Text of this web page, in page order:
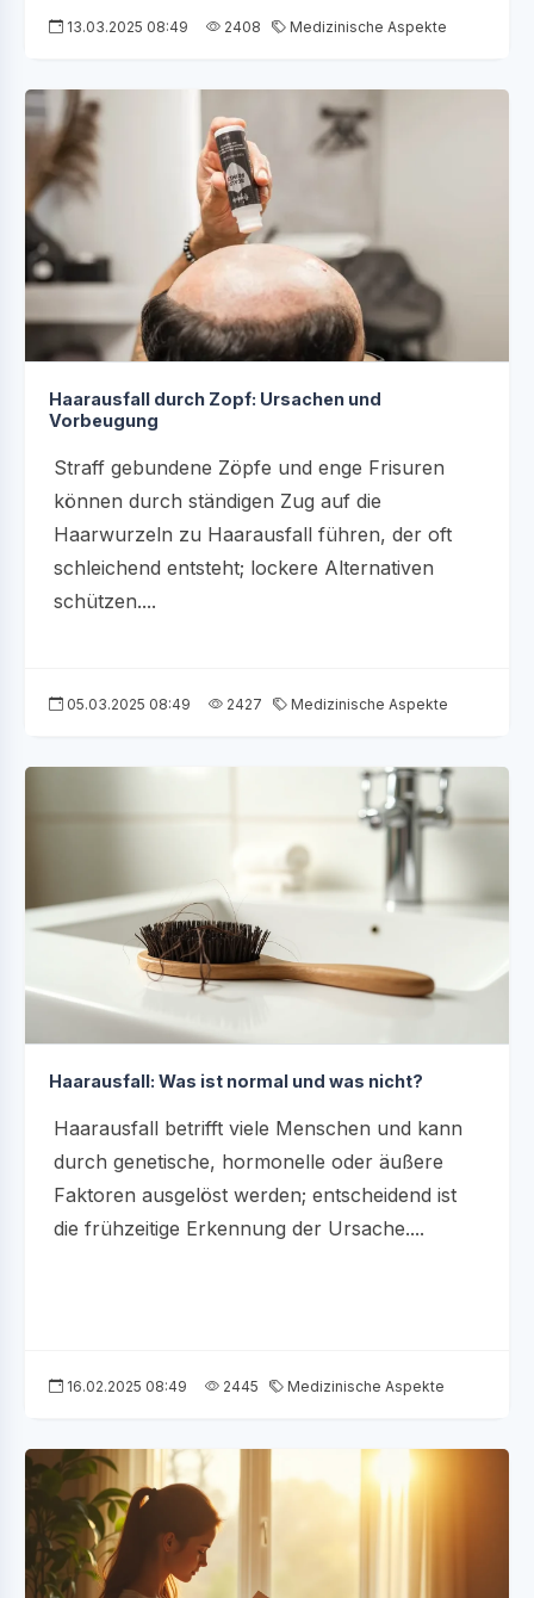
13.03.2025 08:49 2408 Medizinische Aspekte
Haarausfall durch Zopf: Ursachen und
Vorbeugung
Straff gebundene Zöpfe und enge Frisuren
können durch ständigen Zug auf die
Haarwurzeln zu Haarausfall führen, der oft
schleichend entsteht; lockere Alternativen
schützen....
05.03.2025 08:49 2427 Medizinische Aspekte
Haarausfall: Was ist normal und was nicht?
Haarausfall betrifft viele Menschen und kann
durch genetische, hormonelle oder äußere
Faktoren ausgelöst werden; entscheidend ist
die frühzeitige Erkennung der Ursache....
16.02.2025 08:49 2445 Medizinische Aspekte